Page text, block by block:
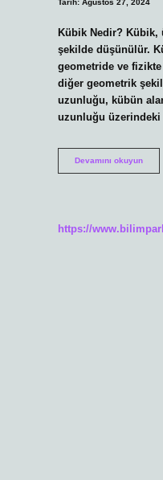
Tarih: Ağustos 27, 2024
Kübik Nedir? Kübik,
şekilde düşünülür.
geometride ve
diğer geometrik
uzunluğu, kübün
uzunluğu üzerindeki
Devamını okuyunKübik
ne
https://